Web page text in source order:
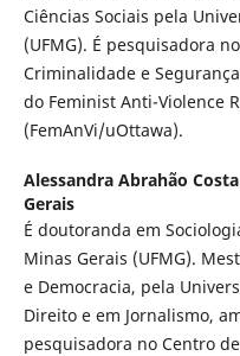
Ciências Sociais pela
(UFMG). É pesquisadora
Criminalidade e
do Feminist Anti-Violence
(FemAnVi/uOttawa).
Alessandra Abrahão
Gerais
É doutoranda em
Minas Gerais (UFMG).
e Democracia, pela
Direito e em Jornalismo,
pesquisadora no Centro